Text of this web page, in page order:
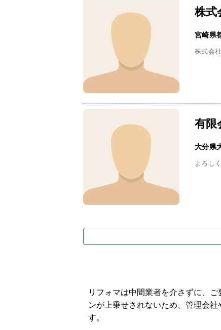
株式
宮崎県
株式会
有限
大分県
よろし
リフォマは中間業者を介さずに、
ンが上乗せされないため、管理会
す。